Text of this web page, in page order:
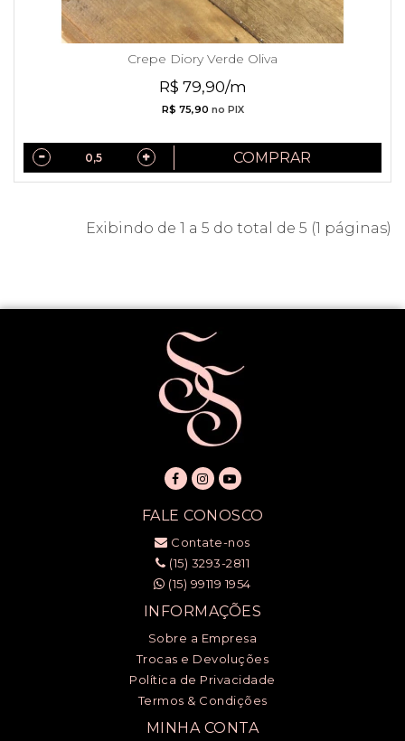
Crepe Diory Verde Oliva
R$ 79,90/m
R$ 75,90 no PIX
COMPRAR
Exibindo de 1 a 5 do total de 5 (1 páginas)
FALE CONOSCO
Contate-nos
(15) 3293-2811
(15) 99119 1954
INFORMAÇÕES
Sobre a Empresa
Trocas e Devoluções
Política de Privacidade
Termos & Condições
MINHA CONTA